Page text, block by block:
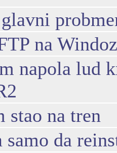
na
napola lud
stao na tren
samo da